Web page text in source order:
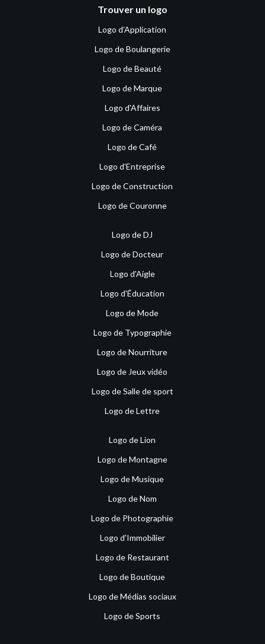
Trouver un logo
Logo d'Application
Logo de Boulangerie
Logo de Beauté
Logo de Marque
Logo d'Affaires
Logo de Caméra
Logo de Café
Logo d'Entreprise
Logo de Construction
Logo de Couronne
Logo de DJ
Logo de Docteur
Logo d'Aigle
Logo d'Éducation
Logo de Mode
Logo de Typographie
Logo de Nourriture
Logo de Jeux vidéo
Logo de Salle de sport
Logo de Lettre
Logo de Lion
Logo de Montagne
Logo de Musique
Logo de Nom
Logo de Photographie
Logo d'Immobilier
Logo de Restaurant
Logo de Boutique
Logo de Médias sociaux
Logo de Sports